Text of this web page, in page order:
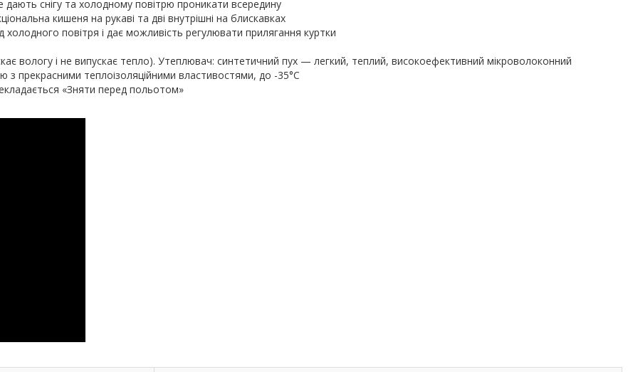
снігу та холодному повітрю проникати всередину
кишеня на рукаві та дві внутрішні на блискавках
повітря і дає можливість регулювати прилягання куртки
вологу і не випускає тепло). Утеплювач: синтетичний пух — легкий, теплий, високоефективний мікроволоконний
з прекрасними теплоізоляційними властивостями, до -35°C
«Зняти перед польотом»